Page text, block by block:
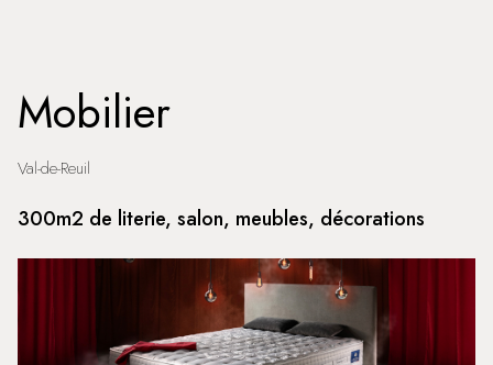
Mobilier
Val-de-Reuil
300m2 de literie, salon, meubles, décorations